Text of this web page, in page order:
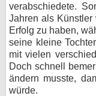
verabschiedete.
Jahren als Künstler
Erfolg zu haben,
seine kleine
mit vielen
Doch schnell
ändern musste,
würde.